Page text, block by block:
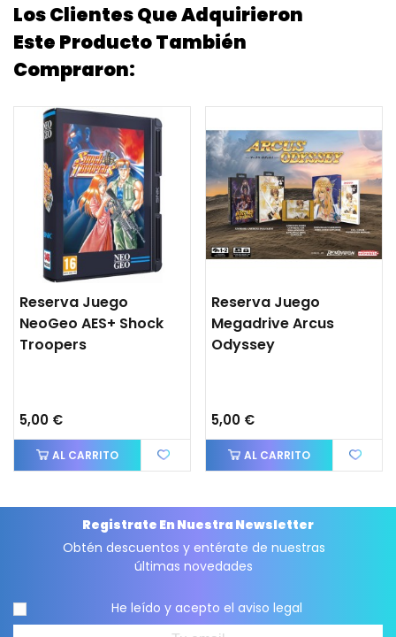
Los Clientes Que Adquirieron
Este Producto También
Compraron:
Reserva Juego
NeoGeo AES+ Shock
Troopers
5,00 €
AL CARRITO
Reserva Juego
Megadrive Arcus
Odyssey
5,00 €
AL CARRITO
Registrate En Nuestra Newsletter
Obtén descuentos y entérate de nuestras
últimas novedades
He leído y acepto el aviso legal